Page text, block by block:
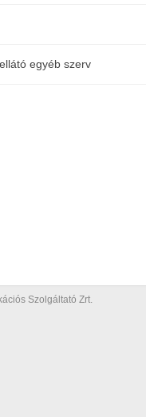
egyéb szerv
Szolgáltató Zrt.